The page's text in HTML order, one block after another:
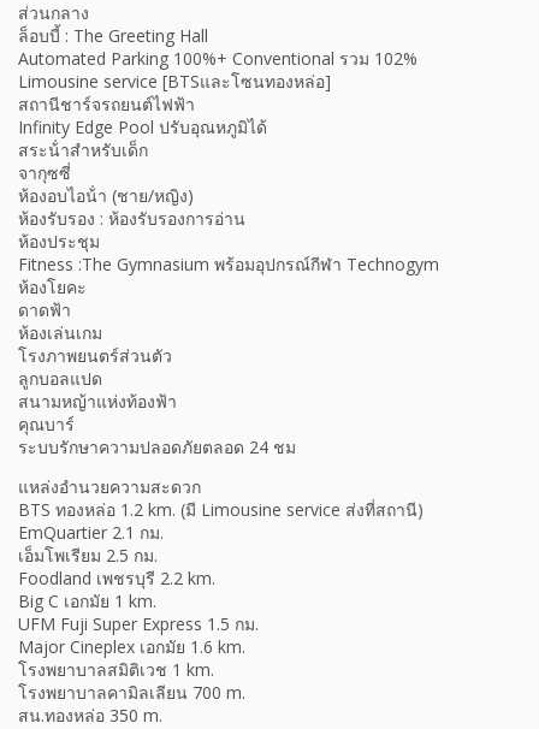
ส่วนกลาง
ล็อบบี้ : The Greeting Hall
Automated Parking 100%+ Conventional รวม 102%
Limousine service [BTSและโซนทองหล่อ]
สถานีชาร์จรถยนต์ไฟฟ้า
Infinity Edge Pool ปรับอุณหภูมิได้
สระน้ําสําหรับเด็ก
จากุซซี่
ห้องอบไอน้ํา (ชาย/หญิง)
ห้องรับรอง : ห้องรับรองการอ่าน
ห้องประชุม
Fitness :The Gymnasium พร้อมอุปกรณ์กีฬา Technogym
ห้องโยคะ
ดาดฟ้า
ห้องเล่นเกม
โรงภาพยนตร์ส่วนตัว
ลูกบอลแปด
สนามหญ้าแห่งท้องฟ้า
คุณบาร์
ระบบรักษาความปลอดภัยตลอด 24 ชม
แหล่งอำนวยความสะดวก
BTS ทองหล่อ 1.2 km. (มี Limousine service ส่งที่สถานี)
EmQuartier 2.1 กม.
เอ็มโพเรียม 2.5 กม.
Foodland เพชรบุรี 2.2 km.
Big C เอกมัย 1 km.
UFM Fuji Super Express 1.5 กม.
Major Cineplex เอกมัย 1.6 km.
โรงพยาบาลสมิติเวช 1 km.
โรงพยาบาลคามิลเลียน 700 m.
สน.ทองหล่อ 350 m.